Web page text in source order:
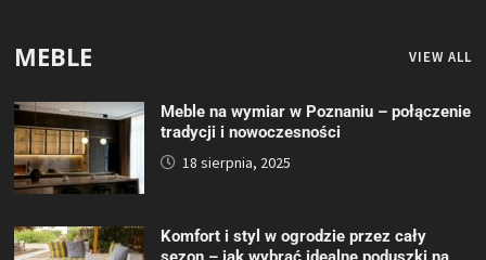
MEBLE VIEW ALL
Meble na wymiar w Poznaniu – połączenie
tradycji i nowoczesności
18 sierpnia, 2025
Komfort i styl w ogrodzie przez cały